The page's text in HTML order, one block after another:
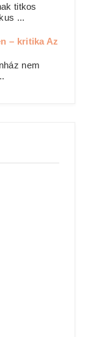
titkos
...
– kritika Az
nem